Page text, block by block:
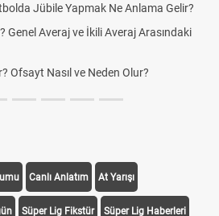
Jübile Yapmak Ne Anlama Gelir?
Genel Averaj ve İkili Averaj Arasındaki
Ofsayt Nasıl ve Neden Olur?
Canlı Anlatım At Yarışı
Süper Lig Fikstür Süper Lig Haberleri